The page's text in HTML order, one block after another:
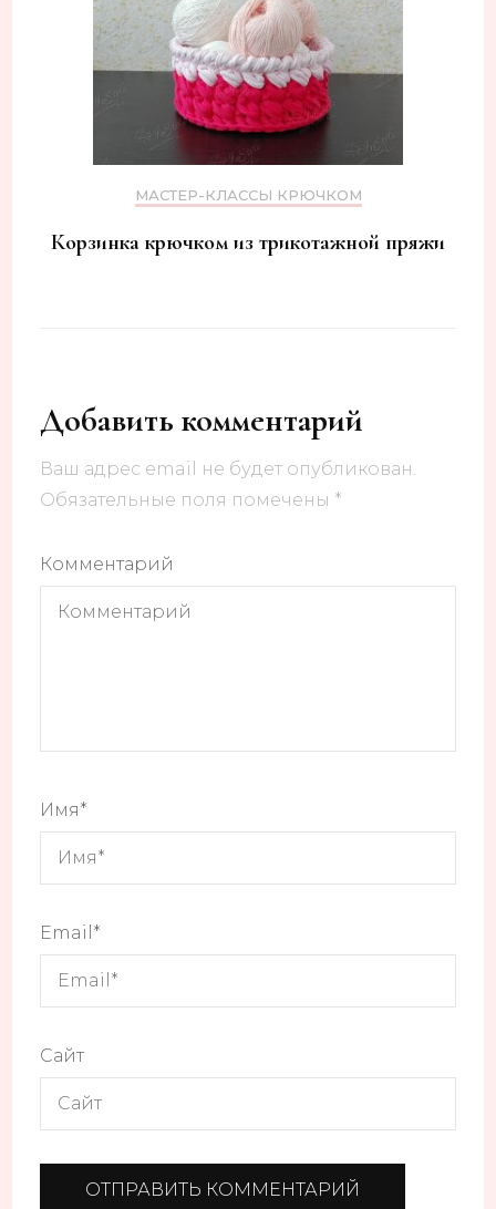
МАСТЕР-КЛАССЫ КРЮЧКОМ
Корзинка крючком из трикотажной пряжи
Добавить комментарий
Ваш адрес email не будет опубликован.
Обязательные поля помечены *
Комментарий
Имя*
Email *
Сайт